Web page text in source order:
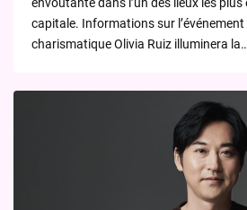
capitale. Informations sur l’événement
charismatique Olivia Ruiz illuminera la…